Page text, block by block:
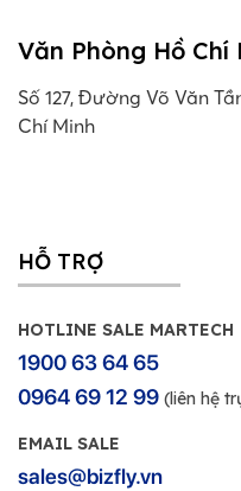
Văn Phòng Hồ Chí
Số 127, Đường Võ Văn
Chí Minh
HỖ TRỢ
HOTLINE SALE MARTECH
1900 63 64 65
0964 69 12 99 (liên hệ
EMAIL SALE
sales@bizfly.vn